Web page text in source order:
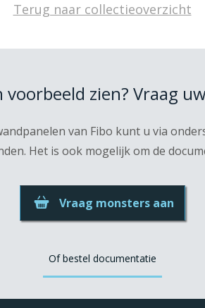
Terug naar collectieoverzicht
zien? Vraag
van Fibo kunt u via
Het is ook mogelijk om de
Vraag monsters aan
Of bestel documentatie